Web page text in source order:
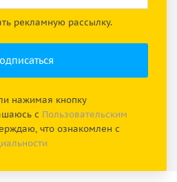
рекламную рассылку.
нажимая кнопку
с Пользовательским
что ознакомлен с